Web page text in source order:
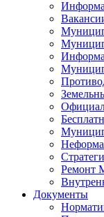
Ремонт
Документы